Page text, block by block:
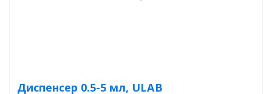
Диспенсер 0.5-5 мл, ULAB